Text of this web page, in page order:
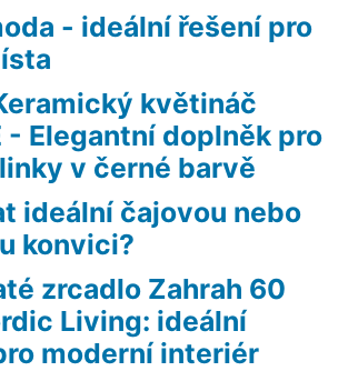
- ideální řešení pro
květináč
- Elegantní doplněk pro
v černé barvě
ideální čajovou nebo
konvici?
zrcadlo Zahrah 60
Living: ideální
moderní interiér